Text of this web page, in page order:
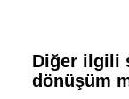
Diğer ilgili
dönüşüm